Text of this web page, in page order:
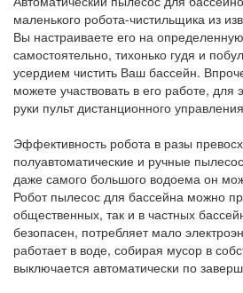
маленького робота-чистильщика из
Вы настраиваете его на
самостоятельно, тихонько гудя и
усердием чистить Ваш бассейн.
можете участвовать в его работе, для
руки пульт дистанционного
Эффективность робота в разы
полуавтоматические и ручные
даже самого большого водоема он
Робот пылесос для бассейна можно
общественных, так и в частных
безопасен, потребляет мало
работает в воде, собирая мусор в
выключается автоматически по